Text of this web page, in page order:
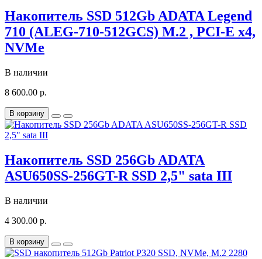
Накопитель SSD 512Gb ADATA Legend
710 (ALEG-710-512GCS) M.2 , PCI-E x4,
NVMe
В наличии
8 600.00 р.
В корзину
Накопитель SSD 256Gb ADATA
ASU650SS-256GT-R SSD 2,5" sata III
В наличии
4 300.00 р.
В корзину